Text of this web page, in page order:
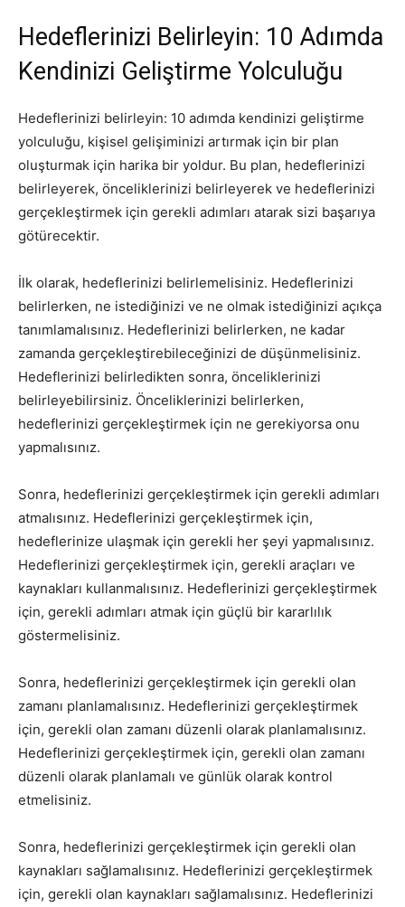
Hedeflerinizi Belirleyin: 10 Adımda
Kendinizi Geliştirme Yolculuğu
Hedeflerinizi belirleyin: 10 adımda kendinizi geliştirme
yolculuğu, kişisel gelişiminizi artırmak için bir plan
oluşturmak için harika bir yoldur. Bu plan, hedeflerinizi
belirleyerek, önceliklerinizi belirleyerek ve hedeflerinizi
gerçekleştirmek için gerekli adımları atarak sizi başarıya
götürecektir.
İlk olarak, hedeflerinizi belirlemelisiniz. Hedeflerinizi
belirlerken, ne istediğinizi ve ne olmak istediğinizi açıkça
tanımlamalısınız. Hedeflerinizi belirlerken, ne kadar
zamanda gerçekleştirebileceğinizi de düşünmelisiniz.
Hedeflerinizi belirledikten sonra, önceliklerinizi
belirleyebilirsiniz. Önceliklerinizi belirlerken,
hedeflerinizi gerçekleştirmek için ne gerekiyorsa onu
yapmalısınız.
Sonra, hedeflerinizi gerçekleştirmek için gerekli adımları
atmalısınız. Hedeflerinizi gerçekleştirmek için,
hedeflerinize ulaşmak için gerekli her şeyi yapmalısınız.
Hedeflerinizi gerçekleştirmek için, gerekli araçları ve
kaynakları kullanmalısınız. Hedeflerinizi gerçekleştirmek
için, gerekli adımları atmak için güçlü bir kararlılık
göstermelisiniz.
Sonra, hedeflerinizi gerçekleştirmek için gerekli olan
zamanı planlamalısınız. Hedeflerinizi gerçekleştirmek
için, gerekli olan zamanı düzenli olarak planlamalısınız.
Hedeflerinizi gerçekleştirmek için, gerekli olan zamanı
düzenli olarak planlamalı ve günlük olarak kontrol
etmelisiniz.
Sonra, hedeflerinizi gerçekleştirmek için gerekli olan
kaynakları sağlamalısınız. Hedeflerinizi gerçekleştirmek
için, gerekli olan kaynakları sağlamalısınız. Hedeflerinizi